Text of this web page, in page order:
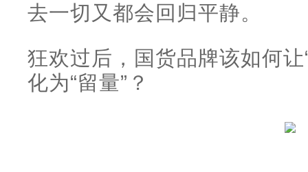
去一切又都会回归平静。
狂欢过后，国货品牌该如何让
化为“留量”？